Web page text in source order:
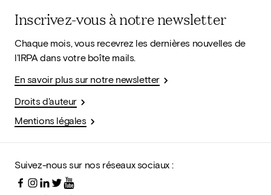
Inscrivez-vous à notre newsletter
Chaque mois, vous recevrez les dernières nouvelles de
l'IRPA dans votre boîte mails.
En savoir plus sur notre newsletter
Droits d'auteur
Mentions légales
Suivez-nous sur nos réseaux sociaux :